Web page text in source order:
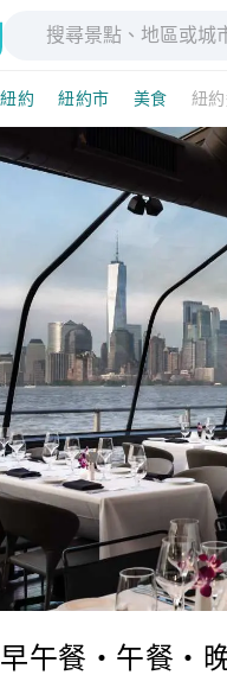
紐約 紐約市 美食 紐
午餐・午餐・